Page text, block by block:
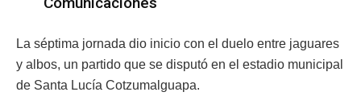
La séptima jornada dio inicio con el duelo entre jaguares
y albos, un partido que se disputó en el estadio municipal
de Santa Lucía Cotzumalguapa.